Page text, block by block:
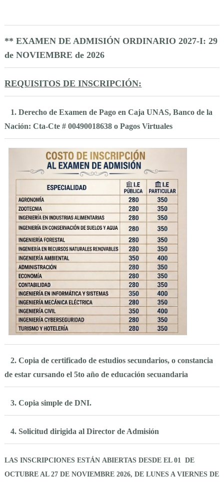
** EXAMEN DE ADMISIÓN ORDINARIO 2027-I: 29
de NOVIEMBRE de 2026
REQUISITOS DE INSCRIPCIÓN:
1. Derecho de Examen de Pago en Caja UNAS, Banco de la
Nación: Cta-Cte # 00490018638 o Pagos Virtuales
2. Copia de certificado de estudios secundarios, o constancia
de estar cursando el 5to año de educación secuandaria
3. Copia simple de DNI.
4. Solicitud dirigida al Director de Admisión
LAS INSCRIPCIONES ESTÁN ABIERTAS DESDE EL 01 DE
OCTUBRE AL 27 DE NOVIEMBRE 2026,DE LUNES A VIERNES DE